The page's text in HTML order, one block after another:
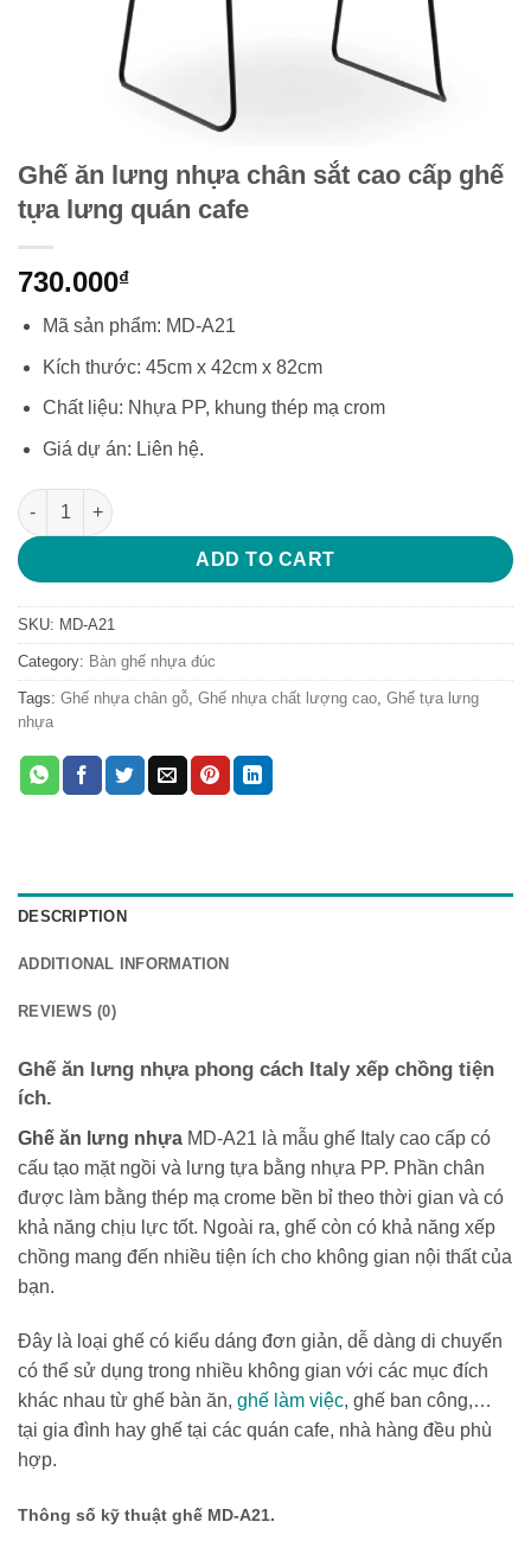
Ghế ăn lưng nhựa chân sắt cao cấp ghế
tựa lưng quán cafe
730.000₫
Mã sản phẩm: MD-A21
Kích thước: 45cm x 42cm x 82cm
Chất liệu: Nhựa PP, khung thép mạ crom
Giá dự án: Liên hệ.
Ghế ăn lưng nhựa chân sắt cao cấp ghế tựa lưng quán cafe
ADD TO CART
SKU: MD-A21
Category: Bàn ghế nhựa đúc
Tags: Ghế nhựa chân gỗ, Ghế nhựa chất lượng cao, Ghế tựa lưng
nhựa
DESCRIPTION
ADDITIONAL INFORMATION
REVIEWS (0)
Ghế ăn lưng nhựa phong cách Italy xếp chồng tiện
ích.
Ghế ăn lưng nhựa MD-A21 là mẫu ghế Italy cao cấp có
cấu tạo mặt ngồi và lưng tựa bằng nhựa PP. Phần chân
được làm bằng thép mạ crome bền bỉ theo thời gian và có
khả năng chịu lực tốt. Ngoài ra, ghế còn có khả năng xếp
chồng mang đến nhiều tiện ích cho không gian nội thất của
bạn.
Đây là loại ghế có kiểu dáng đơn giản, dễ dàng di chuyển
có thể sử dụng trong nhiều không gian với các mục đích
khác nhau từ ghế bàn ăn, ghế làm việc, ghế ban công,…
tại gia đình hay ghế tại các quán cafe, nhà hàng đều phù
hợp.
Thông số kỹ thuật ghế MD-A21.